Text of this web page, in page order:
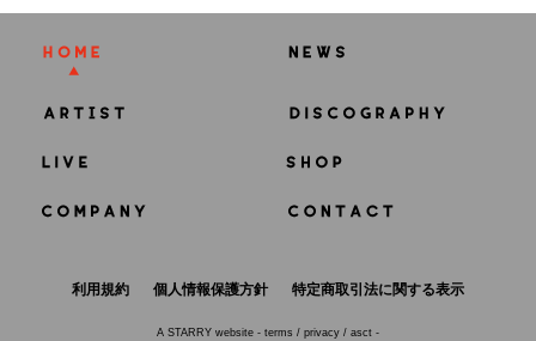
利用規約 個人情報保護方針 特定商取引法に関する表示
A STARRY website - terms / privacy / asct -